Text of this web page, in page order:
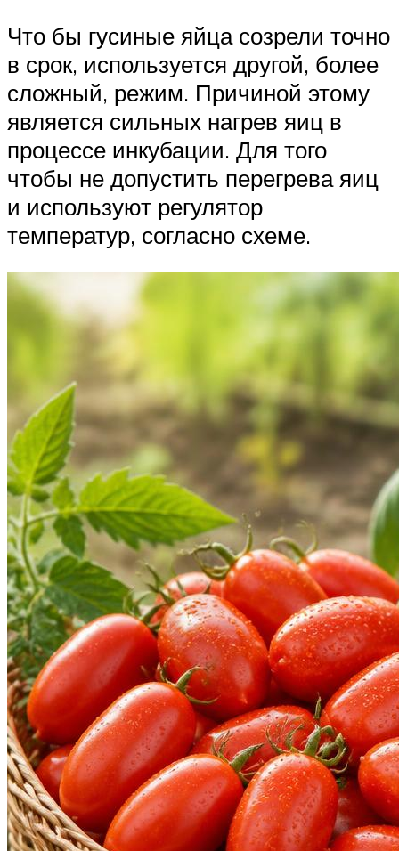
Что бы гусиные яйца созрели точно
в срок, используется другой, более
сложный, режим. Причиной этому
является сильных нагрев яиц в
процессе инкубации. Для того
чтобы не допустить перегрева яиц
и используют регулятор
температур, согласно схеме.